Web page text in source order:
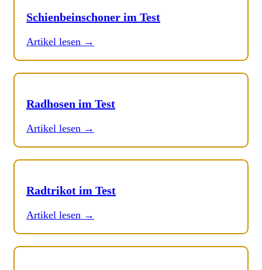
Schienbeinschoner im Test
Artikel lesen →
Radhosen im Test
Artikel lesen →
Radtrikot im Test
Artikel lesen →